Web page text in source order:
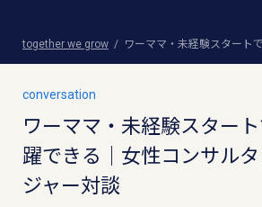
together we grow
conversation
ワーママ・未経験スター
躍できる｜女性コンサル
ジャー対談